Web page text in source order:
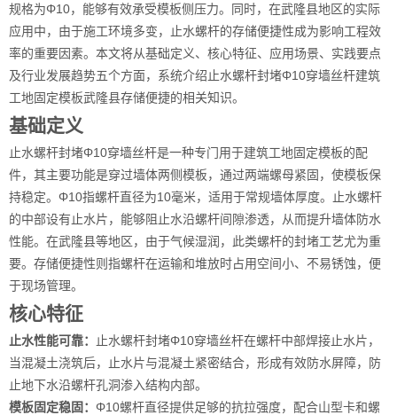
规格为Φ10，能够有效承受模板侧压力。同时，在武隆县地区的实际
应用中，由于施工环境多变，止水螺杆的存储便捷性成为影响工程效
率的重要因素。本文将从基础定义、核心特征、应用场景、实践要点
及行业发展趋势五个方面，系统介绍止水螺杆封堵Φ10穿墙丝杆建筑
工地固定模板武隆县存储便捷的相关知识。
基础定义
止水螺杆封堵Φ10穿墙丝杆是一种专门用于建筑工地固定模板的配
件，其主要功能是穿过墙体两侧模板，通过两端螺母紧固，使模板保
持稳定。Φ10指螺杆直径为10毫米，适用于常规墙体厚度。止水螺杆
的中部设有止水片，能够阻止水沿螺杆间隙渗透，从而提升墙体防水
性能。在武隆县等地区，由于气候湿润，此类螺杆的封堵工艺尤为重
要。存储便捷性则指螺杆在运输和堆放时占用空间小、不易锈蚀，便
于现场管理。
核心特征
止水性能可靠：
止水螺杆封堵Φ10穿墙丝杆在螺杆中部焊接止水片，
当混凝土浇筑后，止水片与混凝土紧密结合，形成有效防水屏障，防
止地下水沿螺杆孔洞渗入结构内部。
模板固定稳固： Φ10螺杆直径提供足够的抗拉强度，配合山型卡和螺